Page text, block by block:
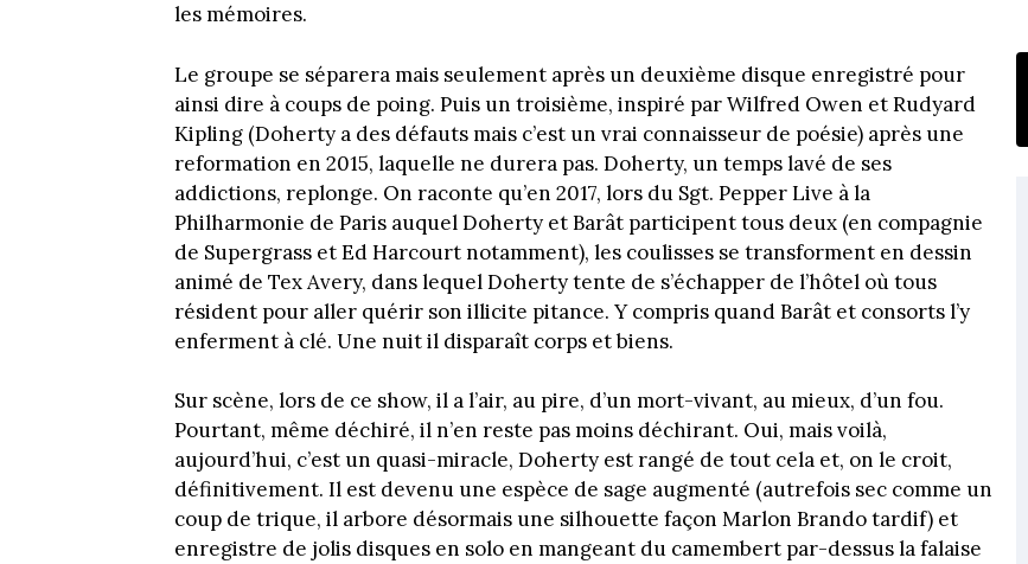
les mémoires.
Le groupe se séparera mais seulement après un deuxième disque enregistré pour
ainsi dire à coups de poing. Puis un troisième, inspiré par Wilfred Owen et Rudyard
Kipling (Doherty a des défauts mais c’est un vrai connaisseur de poésie) après une
reformation en 2015, laquelle ne durera pas. Doherty, un temps lavé de ses
addictions, replonge. On raconte qu’en 2017, lors du Sgt. Pepper Live à la
Philharmonie de Paris auquel Doherty et Barât participent tous deux (en compagnie
de Supergrass et Ed Harcourt notamment), les coulisses se transforment en dessin
animé de Tex Avery, dans lequel Doherty tente de s’échapper de l’hôtel où tous
résident pour aller quérir son illicite pitance. Y compris quand Barât et consorts l’y
enferment à clé. Une nuit il disparaît corps et biens.
Sur scène, lors de ce show, il a l’air, au pire, d’un mort-vivant, au mieux, d’un fou.
Pourtant, même déchiré, il n’en reste pas moins déchirant. Oui, mais voilà,
aujourd’hui, c’est un quasi-miracle, Doherty est rangé de tout cela et, on le croit,
définitivement. Il est devenu une espèce de sage augmenté (autrefois sec comme un
coup de trique, il arbore désormais une silhouette façon Marlon Brando tardif) et
enregistre de jolis disques en solo en mangeant du camembert par-dessus la falaise